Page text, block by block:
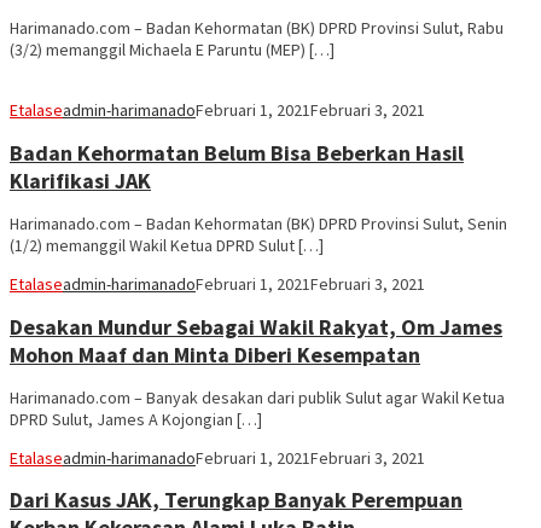
Harimanado.com – Badan Kehormatan (BK) DPRD Provinsi Sulut, Rabu
(3/2) memanggil Michaela E Paruntu (MEP) […]
Etalaseadmin-harimanadoFebruari 1, 2021Februari 3, 2021
Badan Kehormatan Belum Bisa Beberkan Hasil
Klarifikasi JAK
Harimanado.com – Badan Kehormatan (BK) DPRD Provinsi Sulut, Senin
(1/2) memanggil Wakil Ketua DPRD Sulut […]
Etalaseadmin-harimanadoFebruari 1, 2021Februari 3, 2021
Desakan Mundur Sebagai Wakil Rakyat, Om James
Mohon Maaf dan Minta Diberi Kesempatan
Harimanado.com – Banyak desakan dari publik Sulut agar Wakil Ketua
DPRD Sulut, James A Kojongian […]
Etalaseadmin-harimanadoFebruari 1, 2021Februari 3, 2021
Dari Kasus JAK, Terungkap Banyak Perempuan